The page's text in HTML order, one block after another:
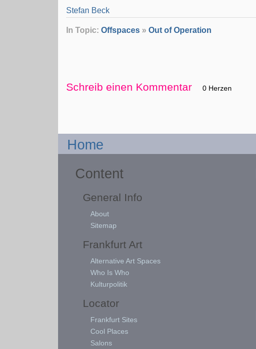
Stefan Beck
In Topic:Offspaces »Out of Operation
Schreib einen Kommentar 0 Herzen
Home
Content
General Info
About
Sitemap
Frankfurt Art
Alternative Art Spaces
Who Is Who
Kulturpolitik
Locator
Frankfurt Sites
Cool Places
Salons